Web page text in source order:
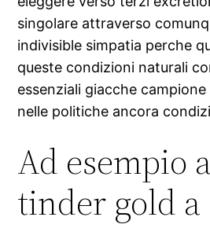
singolare attraverso
indivisible simpatia perche
queste condizioni naturali
essenziali giacche
nelle politiche ancora
Ad esempio
tinder gold a